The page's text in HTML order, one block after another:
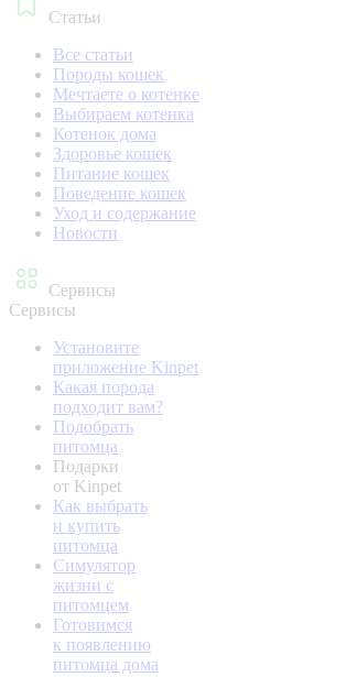
Статьи
Все статьи
Породы кошек
Мечтаете о котенке
Выбираем котенка
Котенок дома
Здоровье кошек
Питание кошек
Поведение кошек
Уход и содержание
Новости
Сервисы
Сервисы
Установите
приложение Kinpet
Какая порода
подходит вам?
Подобрать
питомца
Подарки
от Kinpet
Как выбрать
и купить
питомца
Симулятор
жизни с
питомцем
Готовимся
к появлению
питомца дома